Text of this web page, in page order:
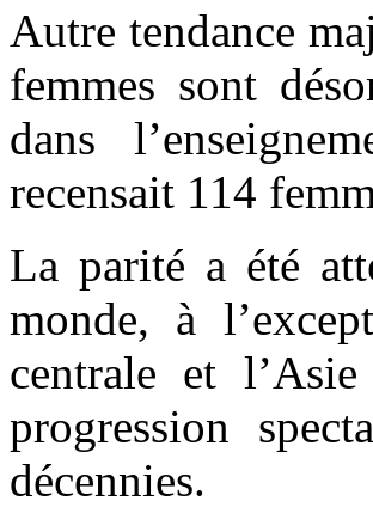
Autre tendance
femmes sont
dans
recensait 114
La parité a été
monde, à
centrale et
progression
décennies.